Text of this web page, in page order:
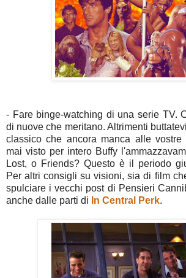
- Fare binge-watching di una serie TV.
di nuove che meritano. Altrimenti
classico che ancora manca alle
mai visto per intero Buffy
Lost, o Friends? Questo è il periodo
Per altri consigli su visioni, sia di film
spulciare i vecchi post di Pensieri
anche dalle parti di In Central Perk.